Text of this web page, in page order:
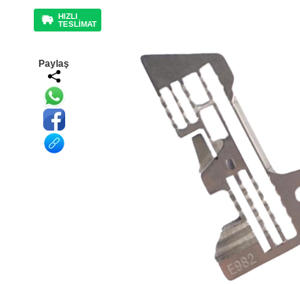
HIZLI
TESLİMAT
Paylaş